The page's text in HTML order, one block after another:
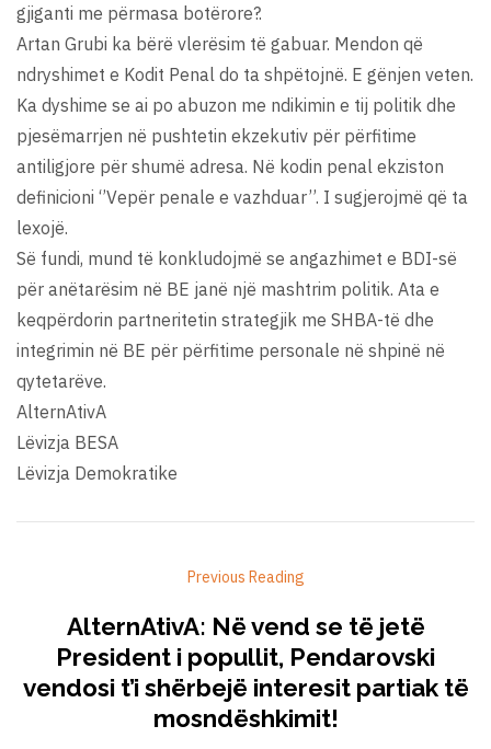
gjiganti me përmasa botërore?.
Artan Grubi ka bërë vlerësim të gabuar. Mendon që
ndryshimet e Kodit Penal do ta shpëtojnë. E gënjen veten.
Ka dyshime se ai po abuzon me ndikimin e tij politik dhe
pjesëmarrjen në pushtetin ekzekutiv për përfitime
antiligjore për shumë adresa. Në kodin penal ekziston
definicioni ‘’Vepër penale e vazhduar’’. I sugjerojmë që ta
lexojë.
Së fundi, mund të konkludojmë se angazhimet e BDI-së
për anëtarësim në BE janë një mashtrim politik. Ata e
keqpërdorin partneritetin strategjik me SHBA-të dhe
integrimin në BE për përfitime personale në shpinë në
qytetarëve.
AlternAtivA
Lëvizja BESA
Lëvizja Demokratike
Previous Reading
AlternAtivA: Në vend se të jetë
President i popullit, Pendarovski
vendosi t’i shërbejë interesit partiak të
mosndëshkimit!